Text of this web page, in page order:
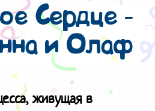
Сердце -
и Олаф
живущая в